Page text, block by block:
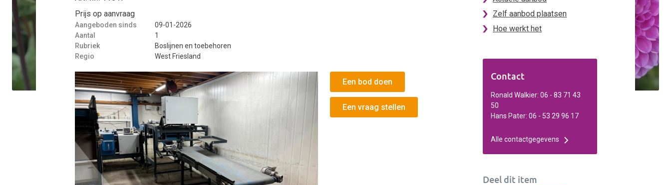
Prijs op aanvraag
Aangeboden sinds
09-01-2026
Aantal
1
Rubriek
Boslijnen en toebehoren
Regio
West Friesland
Een bod doen
Een vraag stellen
Zelf aanbod plaatsen
Hoe werkt het
Contact
Ronald Walkier: 06 - 83 71 43
50
Hans Pater: 06 - 53 29 96 17
Alle contactgegevens
Deel dit item